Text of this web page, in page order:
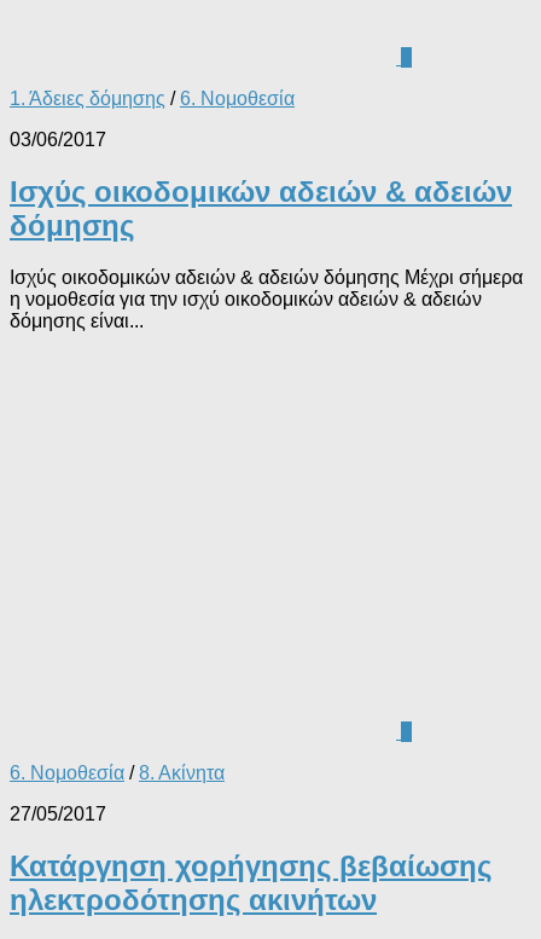
1. Άδειες δόμησης /6. Νομοθεσία
03/06/2017
Ισχύς οικοδομικών αδειών & αδειών
δόμησης
Ισχύς οικοδομικών αδειών & αδειών δόμησης Μέχρι σήμερα
η νομοθεσία για την ισχύ οικοδομικών αδειών & αδειών
δόμησης είναι...
6. Νομοθεσία /8. Ακίνητα
27/05/2017
Κατάργηση χορήγησης βεβαίωσης
ηλεκτροδότησης ακινήτων